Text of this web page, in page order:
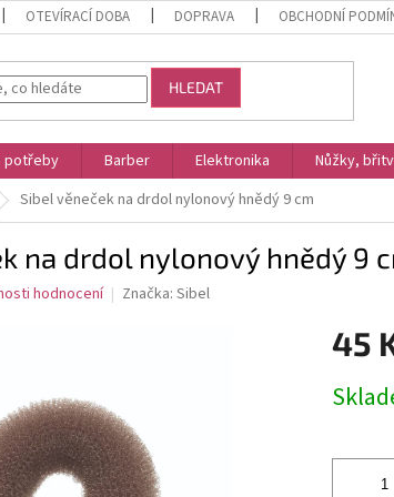
OTEVÍRACÍ DOBA DOPRAVA OBCHODNÍ
HLEDAT
potřeby Barber Elektronika Nůžky,
Sibel věneček na drdol nylonový hnědý 9 cm
na drdol nylonový hnědý 9
hodnocení Značka: Sibel
45
cena: